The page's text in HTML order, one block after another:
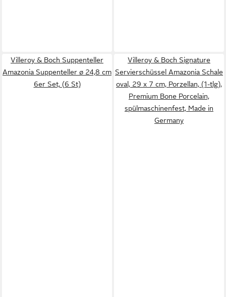
Villeroy & Boch Suppenteller
Amazonia Suppenteller ø 24,8 cm
6er Set, (6 St)
Villeroy & Boch Signature
Servierschüssel Amazonia Schale
oval, 29 x 7 cm, Porzellan, (1-tlg),
Premium Bone Porcelain,
spülmaschinenfest, Made in
Germany